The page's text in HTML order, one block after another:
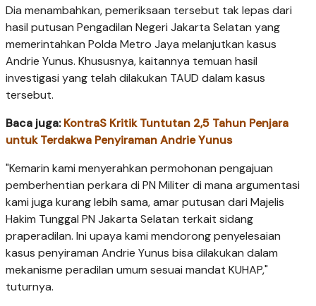
Dia menambahkan, pemeriksaan tersebut tak lepas dari
hasil putusan Pengadilan Negeri Jakarta Selatan yang
memerintahkan Polda Metro Jaya melanjutkan kasus
Andrie Yunus. Khususnya, kaitannya temuan hasil
investigasi yang telah dilakukan TAUD dalam kasus
tersebut.
Baca juga:KontraS Kritik Tuntutan 2,5 Tahun Penjara
untuk Terdakwa Penyiraman Andrie Yunus
"Kemarin kami menyerahkan permohonan pengajuan
pemberhentian perkara di PN Militer di mana argumentasi
kami juga kurang lebih sama, amar putusan dari Majelis
Hakim Tunggal PN Jakarta Selatan terkait sidang
praperadilan. Ini upaya kami mendorong penyelesaian
kasus penyiraman Andrie Yunus bisa dilakukan dalam
mekanisme peradilan umum sesuai mandat KUHAP,"
tuturnya.